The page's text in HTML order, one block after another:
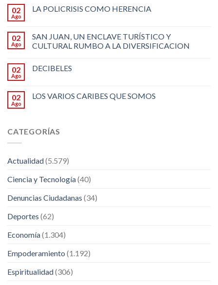
02
Ago
LA POLICRISIS COMO HERENCIA
02
Ago
SAN JUAN, UN ENCLAVE TURÍSTICO Y
CULTURAL RUMBO A LA DIVERSIFICACION
02
Ago
DECIBELES
02
Ago
LOS VARIOS CARIBES QUE SOMOS
CATEGORÍAS
Actualidad(5.579)
Ciencia y Tecnología(40)
Denuncias Ciudadanas (34)
Deportes (62)
Economía(1.304)
Empoderamiento (1.192)
Espiritualidad(306)